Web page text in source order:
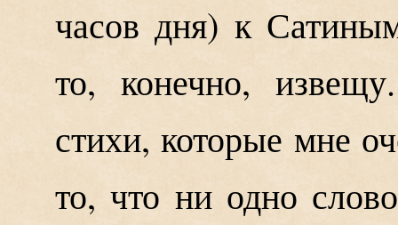
часов дня) к
то, конечно,
стихи, которые мне
то, что ни одно